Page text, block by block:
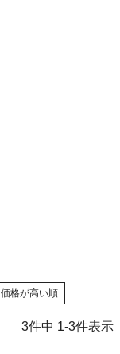
価格が高い順
3件中 1-3件表示